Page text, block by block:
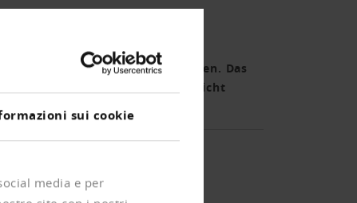
sui cookie
media e per
Mehrheit für ein neues
einige Differenzen zu bereinigen. Das
auf den Sanierungskonkurs nicht